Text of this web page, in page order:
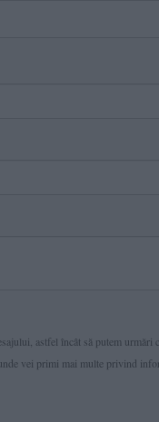
astfel încât să putem
vei primi mai multe privind